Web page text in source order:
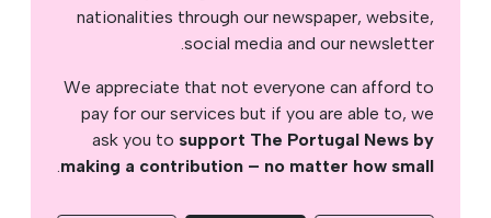
nationalities through our newspaper, website,
social media and our newsletter.
We appreciate that not everyone can afford to
pay for our services but if you are able to, we
ask you to support The Portugal News by
making a contribution – no matter how small
.